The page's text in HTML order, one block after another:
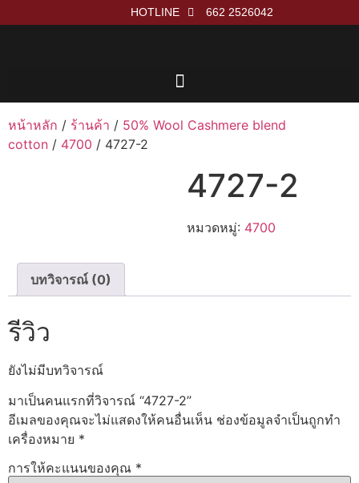
HOTLINE 662 2526042
หน้าหลัก / ร้านค้า / 50% Wool Cashmere blend
cotton / 4700 / 4727-2
4727-2
หมวดหมู่: 4700
บทวิจารณ์ (0)
รีวิว
ยังไม่มีบทวิจารณ์
มาเป็นคนแรกที่วิจารณ์ “4727-2”
อีเมลของคุณจะไม่แสดงให้คนอื่นเห็น ช่องข้อมูลจำเป็นถูกทำ
เครื่องหมาย *
การให้คะแนนของคุณ *